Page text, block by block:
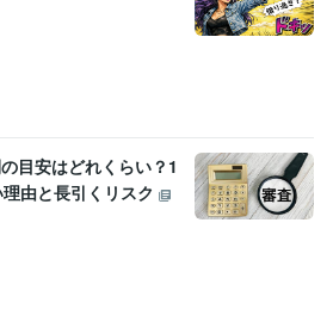
目安はどれくらい？1
由と長引くリスク